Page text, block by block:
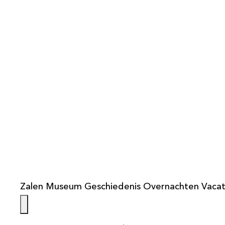
Zalen Museum Geschiedenis Overnachten